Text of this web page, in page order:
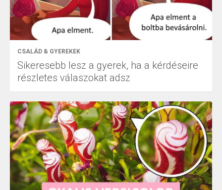
CSALÁD & GYEREKEK
Sikeresebb lesz a gyerek, ha a kérdéseire
részletes válaszokat adsz